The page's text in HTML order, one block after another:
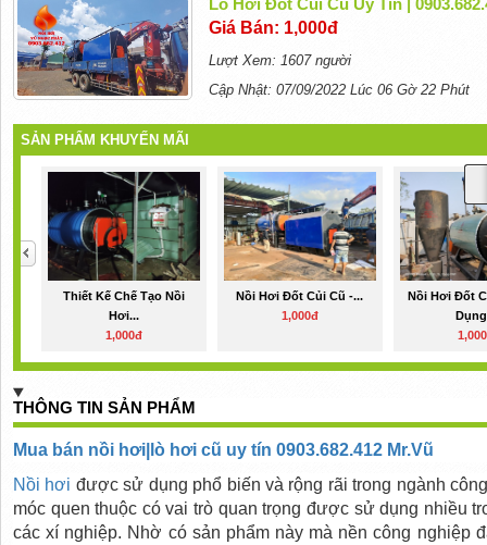
Lò Hơi Đốt Củi Cũ Uy Tín |
Giá Bán: 1,000đ
Lượt Xem: 1607 người
Cập Nhật: 07/09/2022 Lúc 06 Gờ 22 Phút
SẢN PHẨM KHUYẾN MÃI
Thiết Kế Chế Tạo Nồi
Hơi...
1,000đ
Nồi Hơi Đốt Củi Cũ -...
1,000đ
Nồi Hơi Đốt
THÔNG TIN SẢN PHẨM
Mua bán nồi hơi|lò hơi cũ uy tín 0903.682.412 Mr.Vũ
Nồi hơi được sử dụng phổ biến và rộng rãi trong ngành
móc quen thuộc có vai trò quan trọng được sử dụng nhiều
các xí nghiệp. Nhờ có sản phẩm này mà nền công nghiệp